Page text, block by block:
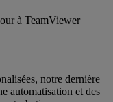
à TeamViewer
notre dernière
automatisation et des